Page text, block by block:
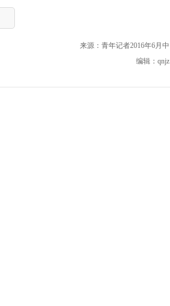
来源：青年记者2016年6月中
编辑：qnjz